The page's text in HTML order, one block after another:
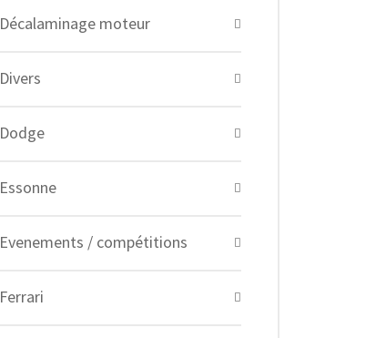
Décalaminage moteur
Divers
Dodge
Essonne
Evenements / compétitions
Ferrari